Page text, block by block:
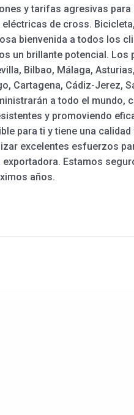
y tarifas agresivas
de cross.
bienvenida a todos los
un brillante potencial. Los
Bilbao, Málaga,
Cartagena, Cádiz-Jerez,
a todo el mundo,
y promoviendo
para ti y tiene una
excelentes esfuerzos
Estamos
años.